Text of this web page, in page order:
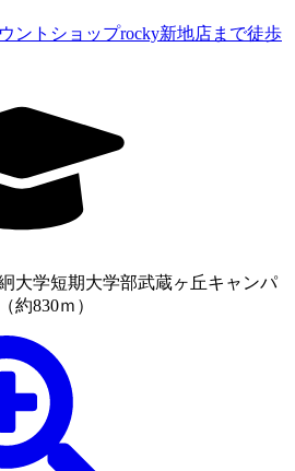
ントショップrocky新地店まで徒歩
大学短期大学部武蔵ヶ丘キャンパ
約830ｍ）